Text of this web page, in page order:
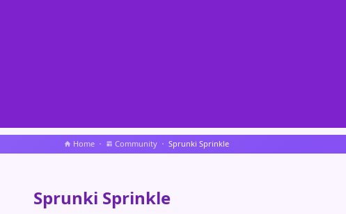
Home Community Sprunki Sprinkle
Sprunki Sprinkle